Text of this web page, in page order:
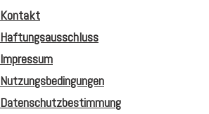
Kontakt
Haftungsausschluss
Impressum
Nutzungsbedingungen
Datenschutzbestimmung